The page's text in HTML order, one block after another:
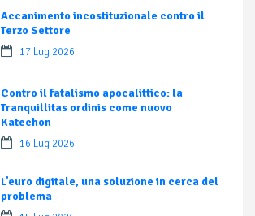
Accanimento incostituzionale contro il
Terzo Settore
17 Lug 2026
Contro il fatalismo apocalittico: la
Tranquillitas ordinis come nuovo
Katechon
16 Lug 2026
L’euro digitale, una soluzione in cerca del
problema